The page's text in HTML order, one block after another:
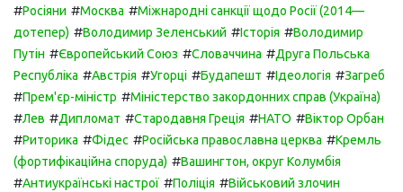
#Росіяни #Москва #Міжнародні санкції щодо Росії (2014—
дотепер) #Володимир Зеленський #Історія #Володимир
Путін #Європейський Союз #Словаччина #Друга Польська
Республіка #Австрія #Угорці #Будапешт #Ідеологія #Загреб
#Прем'єр-міністр #Міністерство закордонних справ (Україна)
#Лев #Дипломат #Стародавня Греція #НАТО #Віктор Орбан
#Риторика #Фідес #Російська православна церква #Кремль
(фортифікаційна споруда) #Вашингтон, округ Колумбія
#Антиукраїнські настрої #Поліція #Військовий злочин